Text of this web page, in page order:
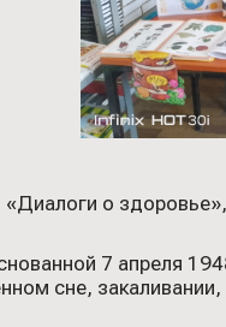
о
7 апреля
сне,